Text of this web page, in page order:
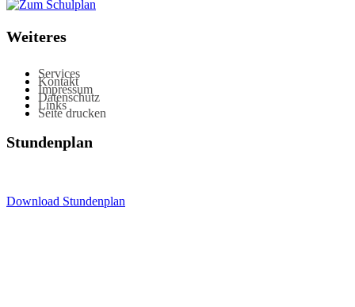
Weiteres
Services
Kontakt
Impressum
Datenschutz
Links
Seite drucken
Stundenplan
Download Stundenplan